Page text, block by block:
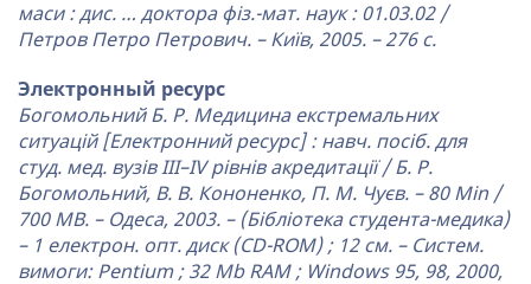
маси : дис. … доктора фіз.-мат. наук : 01.03.02 /
Петров Петро Петрович. – Київ, 2005. – 276 с.
Электронный ресурс
Богомольний Б. Р. Медицина екстремальних
ситуацій [Електронний ресурс] : навч. посіб. для
студ. мед. вузів III–IV рівнів акредитації / Б. Р.
Богомольний, В. В. Кононенко, П. М. Чуєв. – 80 Min /
700 MB. – Одеса, 2003. – (Бібліотека студента-медика)
– 1 електрон. опт. диск (CD-ROM) ; 12 см. – Систем.
вимоги: Pentium ; 32 Mb RAM ; Windows 95, 98, 2000,